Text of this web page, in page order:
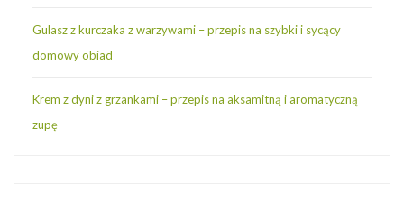
Gulasz z kurczaka z warzywami – przepis na szybki i sycący
domowy obiad
Krem z dyni z grzankami – przepis na aksamitną i aromatyczną
zupę